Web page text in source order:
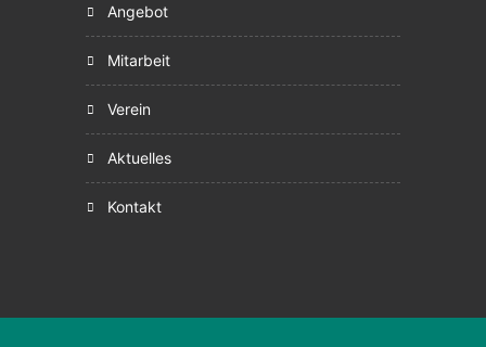
angebot
mitarbeit
verein
aktuelles
kontakt